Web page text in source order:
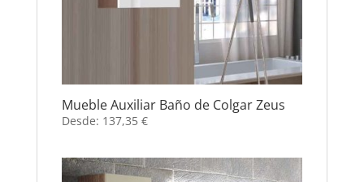
Mueble Auxiliar Baño de Colgar Zeus
Desde: 137,35 €